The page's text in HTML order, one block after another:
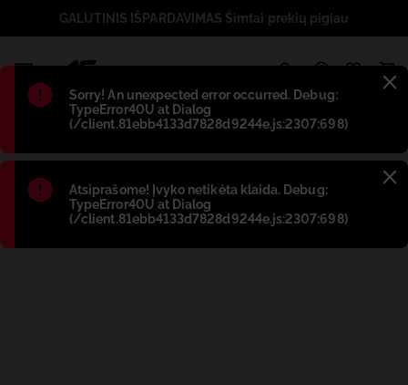
Błąd:
Sorry! An unexpected error occurred. Debug:
TypeError40U at Dialog
(/client.81ebb4133d7828d9244e.js:2307:698)
Błąd:
Atsiprašome! Įvyko netikėta klaida. Debug:
TypeError40U at Dialog
(/client.81ebb4133d7828d9244e.js:2307:698)
GALUTINIS IŠPARDAVIMAS Šimtai prekių pigiau